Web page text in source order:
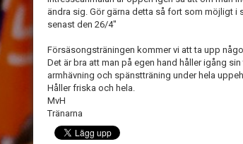
ändra sig. Gör gärna detta så fort som möjligt i
senast den 26/4"
Försäsongsträningen kommer vi att ta upp
Det är bra att man på egen hand håller igång
armhävning och spänstträning under hela
Håller friska och hela.
MvH
Tränarna